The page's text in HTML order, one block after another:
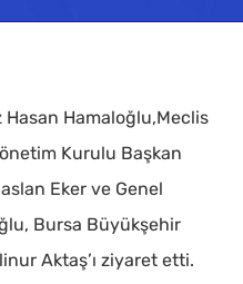
Hasan Hamaloğlu,Meclis
Kurulu Başkan
Eker ve Genel
Bursa Büyükşehir
Aktaş’ı ziyaret etti.